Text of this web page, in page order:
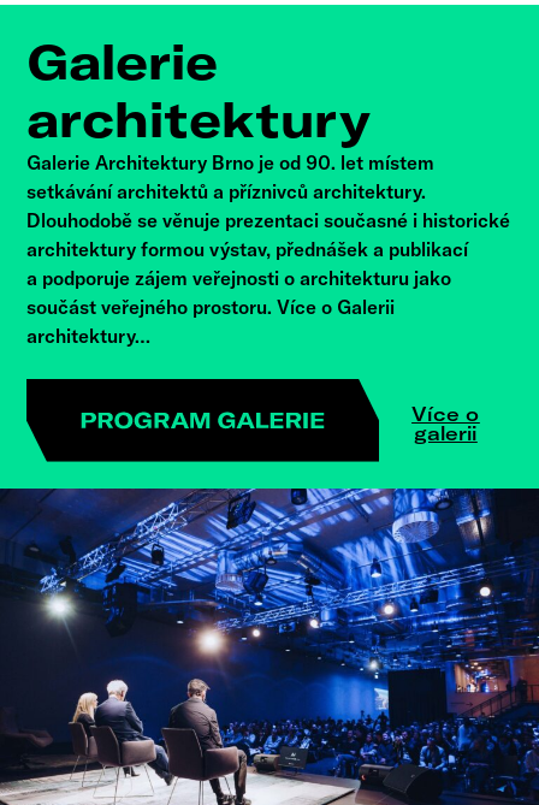
Galerie
architektury
Galerie Architektury Brno je od 90. let místem
setkávání architektů a příznivců architektury.
Dlouhodobě se věnuje prezentaci současné i historické
architektury formou výstav, přednášek a publikací
a podporuje zájem veřejnosti o architekturu jako
součást veřejného prostoru. Více o Galerii
architektury…
Více o
galerii